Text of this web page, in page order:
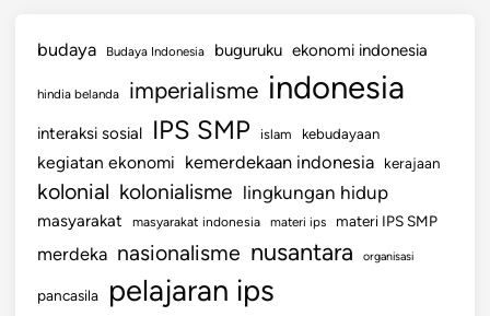
budaya Budaya Indonesia buguruku ekonomi indonesia
hindia belanda imperialisme indonesia
interaksi sosial IPS SMP islam kebudayaan
kegiatan ekonomi kemerdekaan indonesia kerajaan
kolonial kolonialisme lingkungan hidup
masyarakat masyarakat indonesia materi ips materi IPS SMP
merdeka nasionalisme nusantara organisasi
pancasila pelajaran ips